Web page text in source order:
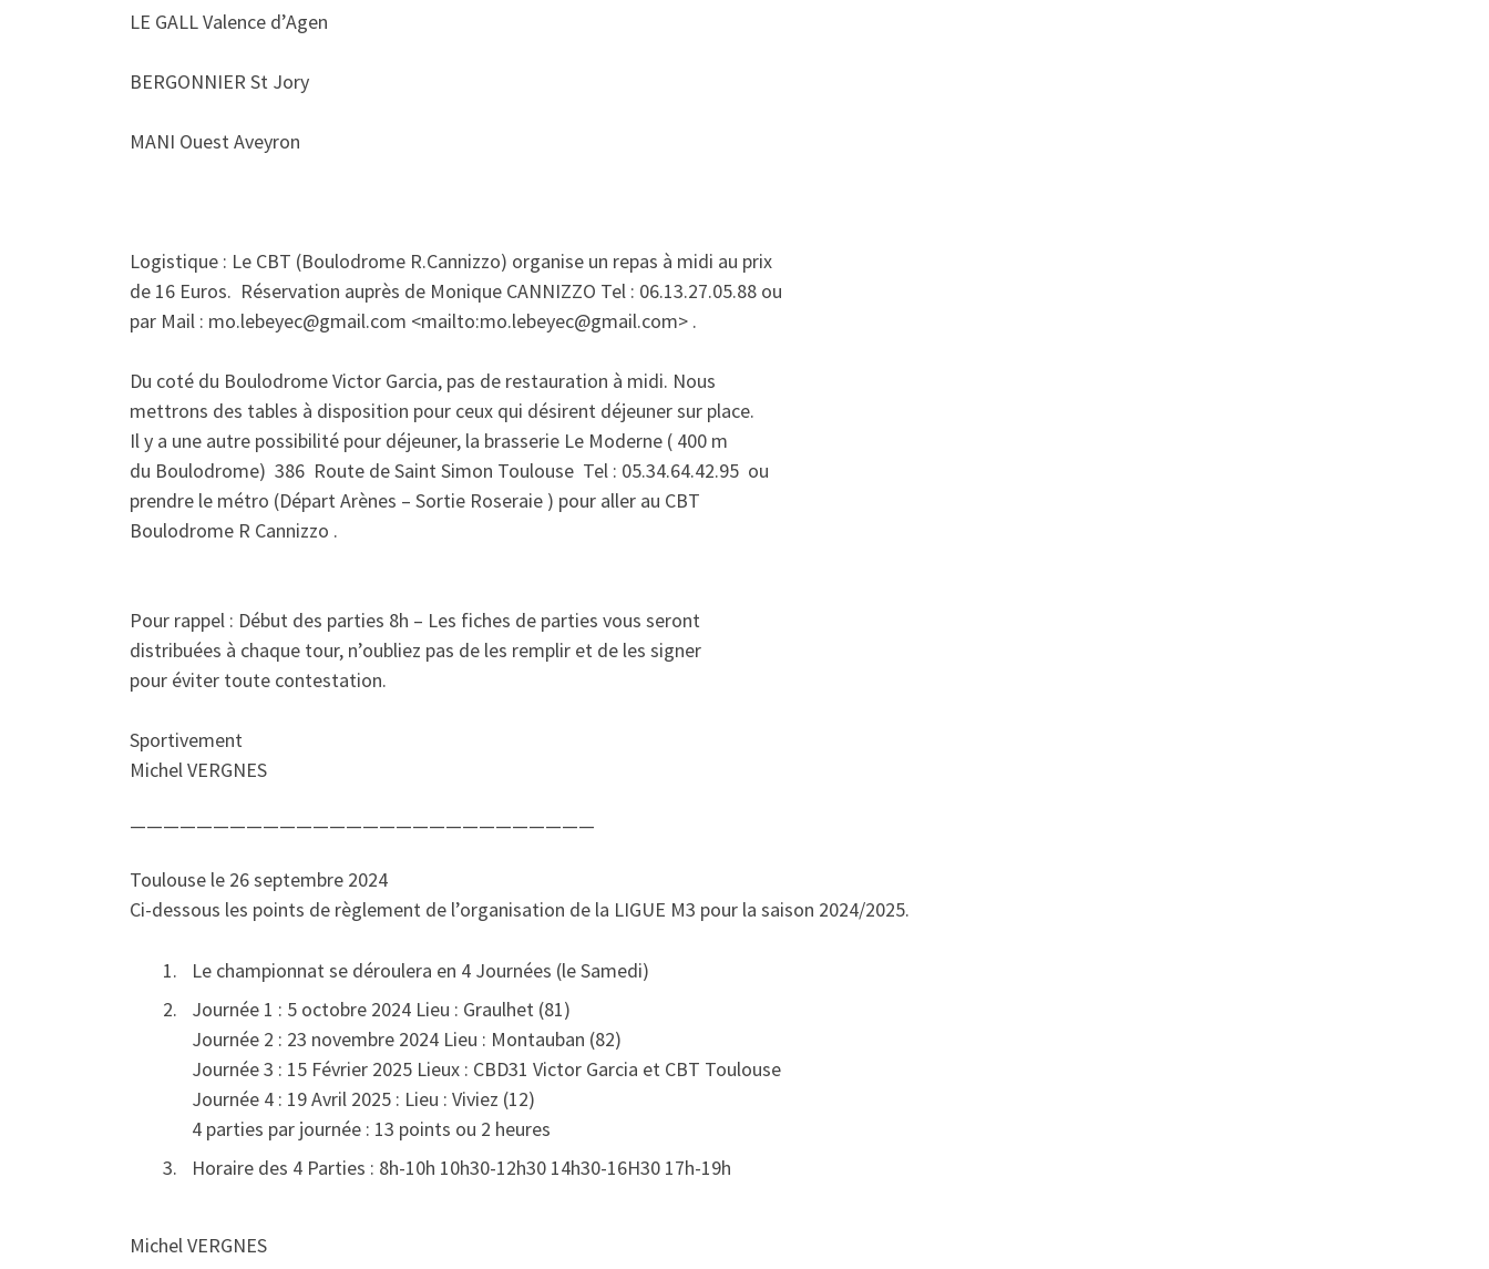
LE GALL Valence d’Agen
BERGONNIER St Jory
MANI Ouest Aveyron
Logistique : Le CBT (Boulodrome R.Cannizzo) organise un repas à midi au prix
de 16 Euros. Réservation auprès de Monique CANNIZZO Tel : 06.13.27.05.88 ou
par Mail : mo.lebeyec@gmail.com <mailto:mo.lebeyec@gmail.com> .
Du coté du Boulodrome Victor Garcia, pas de restauration à midi. Nous
mettrons des tables à disposition pour ceux qui désirent déjeuner sur place.
Il y a une autre possibilité pour déjeuner, la brasserie Le Moderne ( 400 m
du Boulodrome) 386 Route de Saint Simon Toulouse Tel : 05.34.64.42.95 ou
prendre le métro (Départ Arènes – Sortie Roseraie ) pour aller au CBT
Boulodrome R Cannizzo .
Pour rappel : Début des parties 8h – Les fiches de parties vous seront
distribuées à chaque tour, n’oubliez pas de les remplir et de les signer
pour éviter toute contestation.
Sportivement
Michel VERGNES
————————————————————————————
Toulouse le 26 septembre 2024
Ci-dessous les points de règlement de l’organisation de la LIGUE M3 pour la saison 2024/2025.
Le championnat se déroulera en 4 Journées (le Samedi)
Journée 1 : 5 octobre 2024 Lieu : Graulhet (81)
Journée 2 : 23 novembre 2024 Lieu : Montauban (82)
Journée 3 : 15 Février 2025 Lieux : CBD31 Victor Garcia et CBT Toulouse
Journée 4 : 19 Avril 2025 : Lieu : Viviez (12)
4 parties par journée : 13 points ou 2 heures
Horaire des 4 Parties : 8h-10h 10h30-12h30 14h30-16H30 17h-19h
Michel VERGNES